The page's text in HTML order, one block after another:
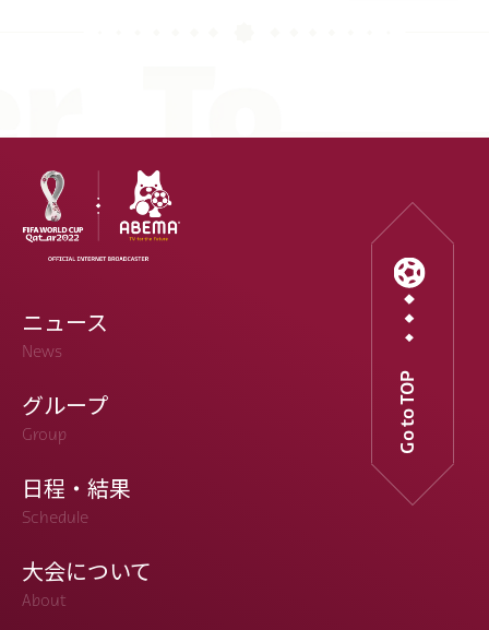
ニュース
News
グループ
Group
日程・結果
Schedule
大会について
About
Go to TOP